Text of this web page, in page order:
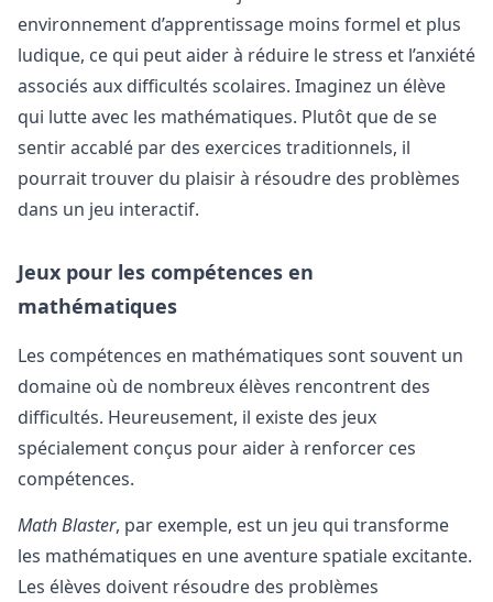
environnement d’apprentissage moins formel et plus
ludique, ce qui peut aider à réduire le stress et l’anxiété
associés aux difficultés scolaires. Imaginez un élève
qui lutte avec les mathématiques. Plutôt que de se
sentir accablé par des exercices traditionnels, il
pourrait trouver du plaisir à résoudre des problèmes
dans un jeu interactif.
Jeux pour les compétences en
mathématiques
Les compétences en mathématiques sont souvent un
domaine où de nombreux élèves rencontrent des
difficultés. Heureusement, il existe des jeux
spécialement conçus pour aider à renforcer ces
compétences.
Math Blaster, par exemple, est un jeu qui transforme
les mathématiques en une aventure spatiale excitante.
Les élèves doivent résoudre des problèmes